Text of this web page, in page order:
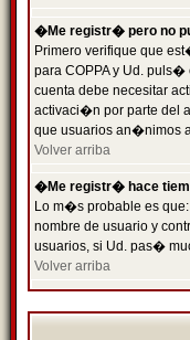
�Me registr� pero no
Primero verifique que
para COPPA y Ud. puls�
cuenta debe necesitar
activaci�n por parte del
que usuarios an�nimos
Volver arriba
�Me registr� hace
Lo m�s probable es
nombre de usuario y
usuarios, si Ud. pas�
Volver arriba